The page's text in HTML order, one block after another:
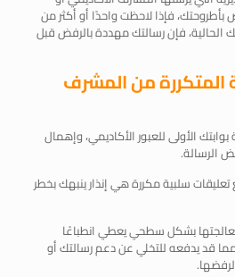
بأطروحتك، فإذا لاحظت واحدًا أو أكثر من
الحالية، فإن رسالتك مهددة بالرفض قبل
المتكررة من المشرف
بوابتك الأولى للعبور الأكاديمي، وإهمال
الرسالة.
سلبية مكررة هي إنذار ينبهك بخطر
بشكل سطحي يعطي انطباعًا
قد يدفعه للتخلي عن دعم رسالتك أو